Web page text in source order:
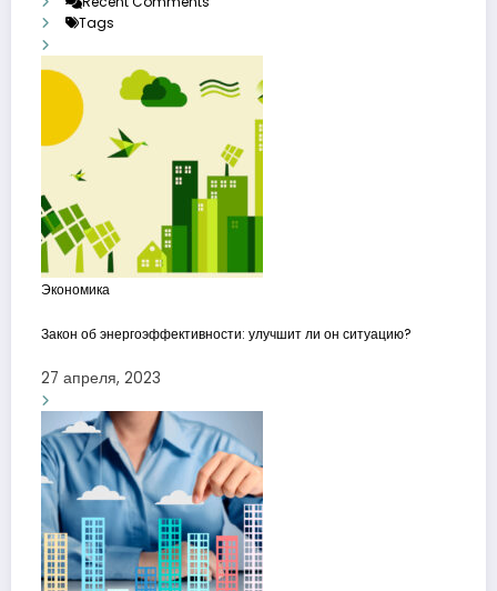
Tags
Экономика
Закон об энергоэффективности: улучшит ли он ситуацию?
27 апреля, 2023